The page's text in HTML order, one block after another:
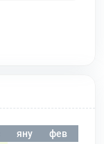
яну фев